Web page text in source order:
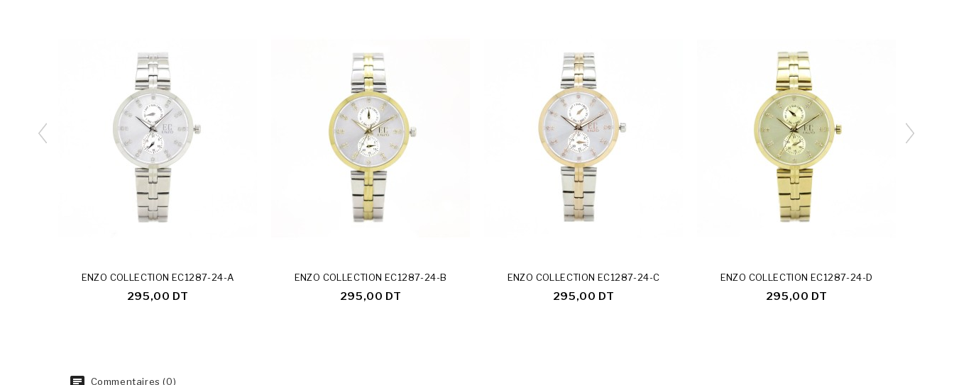
ENZO COLLECTION EC1287-24-A
295,00 DT
ENZO COLLECTION EC1287-24-B
295,00 DT
ENZO COLLECTION EC1287-24-C
295,00 DT
ENZO COLLECTION EC1287-24-D
295,00 DT
Commentaires (0)